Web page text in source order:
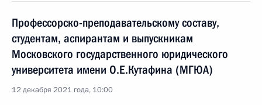
Профессорско-преподавательскому составу,
студентам, аспирантам и выпускникам
Московского государственного юридического
университета имени О.Е.Кутафина (МГЮА)
12 декабря 2021 года, 10:00